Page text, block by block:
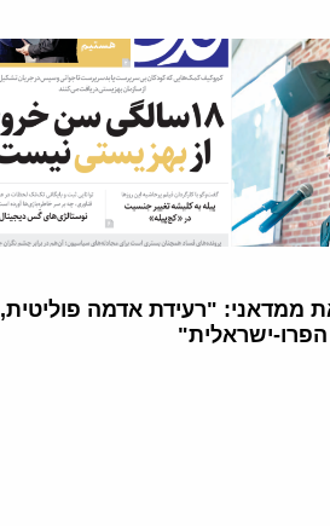
ממדאני: "רעידת אדמה פוליטית,
ישראלית"